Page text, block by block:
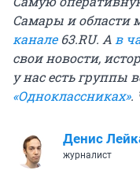
Самары и области
канале63.RU. Ав
свои новости,
у нас есть группы
«Одноклассниках».
Денис
журналист